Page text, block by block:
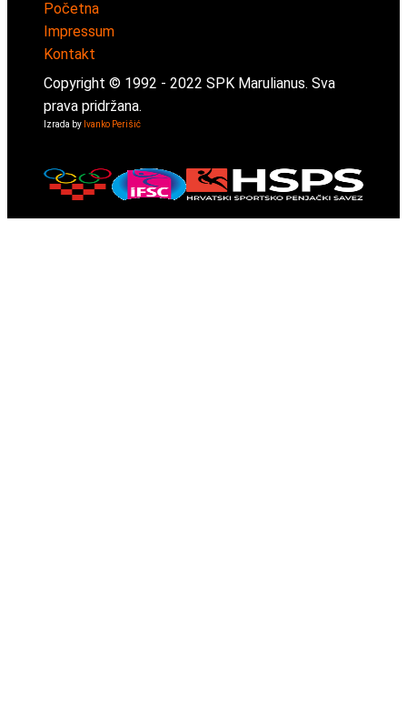
Početna
Impressum
Kontakt
Copyright © 1992 - 2022 SPK Marulianus. Sva
prava pridržana.
Izrada by Ivanko Perišić